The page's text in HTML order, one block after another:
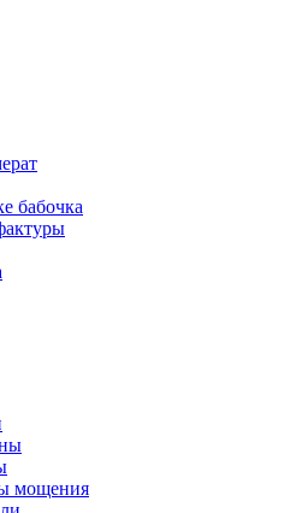
бабочка
мощения